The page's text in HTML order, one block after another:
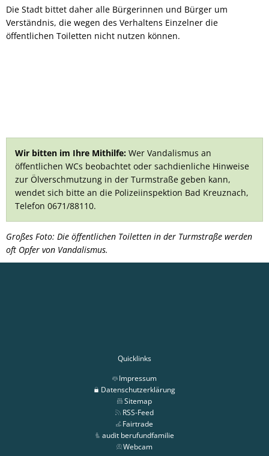
Die Stadt bittet daher alle Bürgerinnen und Bürger um
Verständnis, die wegen des Verhaltens Einzelner die
öffentlichen Toiletten nicht nutzen können.
Wir bitten im Ihre Mithilfe: Wer Vandalismus an
öffentlichen WCs beobachtet oder sachdienliche Hinweise
zur Ölverschmutzung in der Turmstraße geben kann,
wendet sich bitte an die Polizeiinspektion Bad Kreuznach,
Telefon 0671/88110.
Großes Foto: Die öffentlichen Toiletten in der Turmstraße werden
oft Opfer von Vandalismus.
Quicklinks
Impressum
Datenschutzerklärung
Sitemap
RSS-Feed
Fairtrade
audit berufundfamilie
Webcam